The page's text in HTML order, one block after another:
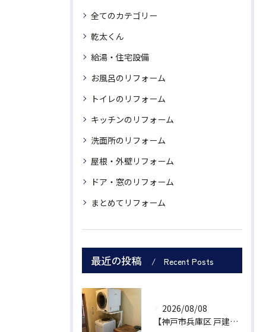
全てのカテゴリー
乾太くん
給湯・住宅設備
お風呂のリフォーム
トイレのリフォーム
キッチンのリフォーム
洗面所のリフォーム
屋根・外壁リフォーム
ドア・窓のリフォーム
まとめてリフォーム
最近の投稿 Recent Posts
2026/08/08
【神戸市兵庫区 戸建て】部屋干しの臭いや道着の乾燥を乾太くんで解決！費用30万円・工期1日の施工事例